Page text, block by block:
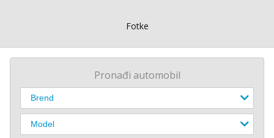
Fotke
Pronađi automobil